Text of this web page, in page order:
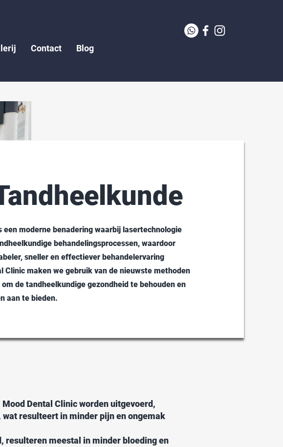
Contact Blog
een moderne benadering waarbij lasertechnologie
behandelingsprocessen, waardoor
sneller en effectiever behandelervaring
Clinic maken we gebruik van de nieuwste methoden
de tandheelkundige gezondheid te behouden en
aan te bieden.
Dental Clinic worden uitgevoerd,
wat resulteert in minder pijn en ongemak
resulteren meestal in minder bloeding en